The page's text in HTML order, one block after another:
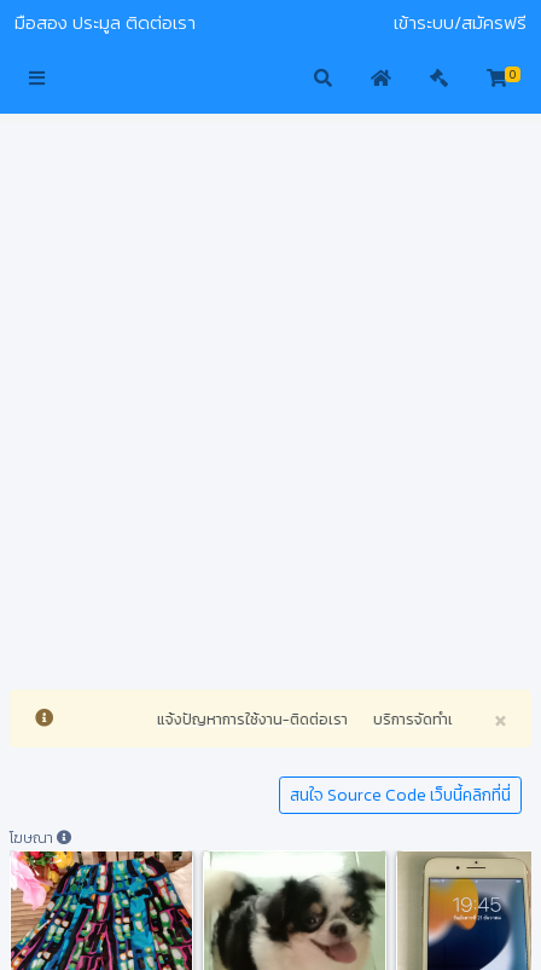
มือสอง ประมูล ติดต่อเรา เข้าระบบ/สมัครฟรี
0
×
แจ้งปัญหาการใช้งาน-ติดต่อเรา บริการจัดทำเว็บไซต์ทุกประ
สนใจ Source Code เว็บนี้คลิกที่นี่
โฆษณา